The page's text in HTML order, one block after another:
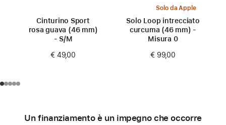
Cinturino Sport
rosa guava (46 mm)
- S/M
€ 49,00
Solo da Apple
Solo Loop intrecciato
curcuma (46 mm) -
Misura 0
€ 99,00
Un finanziamento è un impegno che occorre